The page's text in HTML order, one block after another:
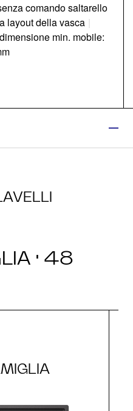
comando saltarello
layout della vasca |
dimensione min. mobile:
· 48